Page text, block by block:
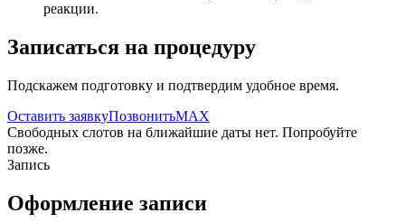
реакции.
Записаться на процедуру
Подскажем подготовку и подтвердим удобное время.
Оставить заявкуПозвонитьMAX
Свободных слотов на ближайшие даты нет. Попробуйте
позже.
Запись
Оформление записи